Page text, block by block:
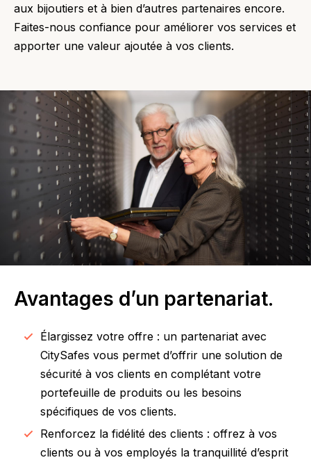
aux bijoutiers et à bien d’autres partenaires encore.
Faites-nous confiance pour améliorer vos services et
apporter une valeur ajoutée à vos clients.
Avantages d’un partenariat.
Élargissez votre offre : un partenariat avec
CitySafes vous permet d’offrir une solution de
sécurité à vos clients en complétant votre
portefeuille de produits ou les besoins
spécifiques de vos clients.
Renforcez la fidélité des clients : offrez à vos
clients ou à vos employés la tranquillité d’esprit